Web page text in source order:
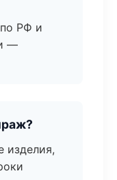
РФ и
—
изделия,